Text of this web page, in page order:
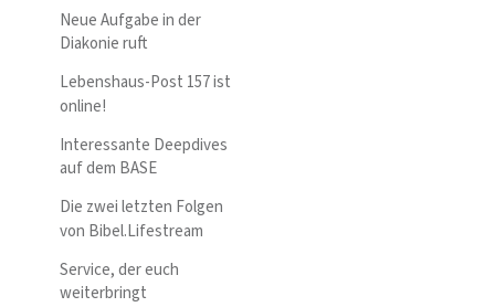
Neue Aufgabe in der
Diakonie ruft
Lebenshaus-Post 157 ist
online!
Interessante Deepdives
auf dem BASE
Die zwei letzten Folgen
von Bibel.Lifestream
Service, der euch
weiterbringt